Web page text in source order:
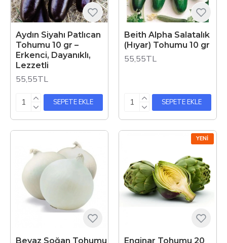
Aydın Siyahı Patlıcan
Tohumu 10 gr –
Erkenci, Dayanıklı,
Lezzetli
55,55TL
SEPETE EKLE
Beith Alpha Salatalık
(Hıyar) Tohumu 10 gr
55,55TL
SEPETE EKLE
Beyaz Soğan Tohumu
YENI
Enginar Tohumu 20